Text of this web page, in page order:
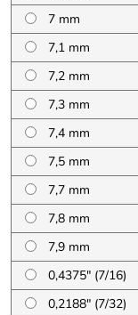
7 mm
7,1 mm
7,2 mm
7,3 mm
7,4 mm
7,5 mm
7,7 mm
7,8 mm
7,9 mm
0,4375″ (7/16)
0,2188″ (7/32)